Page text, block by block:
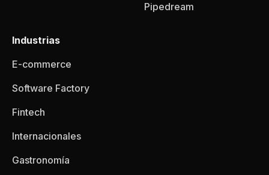
Pipedream
Industrias
E-commerce
Software Factory
Fintech
Internacionales
Gastronomía